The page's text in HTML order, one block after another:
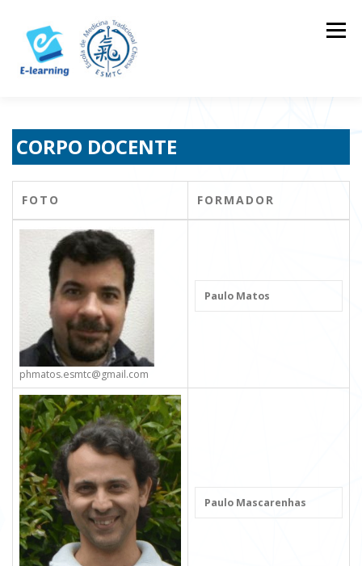
content
Menu
CORPO DOCENTE
FOTO FORMADOR
phmatos.esmtc@gmail.com
Paulo Matos
Paulo Mascarenhas